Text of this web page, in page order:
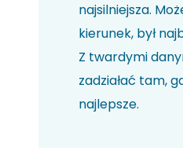
najsilniejsza.
kierunek, był
Z twardymi
zadziałać tam,
najlepsze.